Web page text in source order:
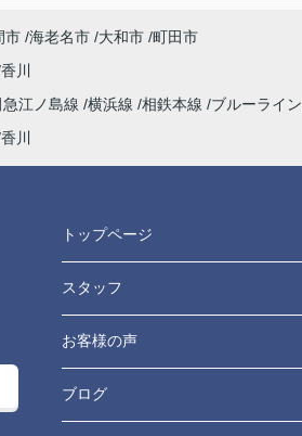
市 海老名市 大和市 町田市
香川
江ノ島線 横浜線 相鉄本線 ブルーライン
香川
トップページ
スタッフ
お客様の声
ブログ